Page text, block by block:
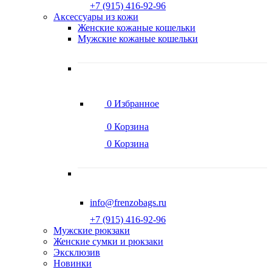
‭+7 (915) 416-92-96
Аксессуары из кожи
Женские кожаные кошельки
Мужские кожаные кошельки
0 Избранное
0 Корзина
0 Корзина
info@frenzobags.ru
‭+7 (915) 416-92-96
Мужские рюкзаки
Женские сумки и рюкзаки
Эксклюзив
Новинки